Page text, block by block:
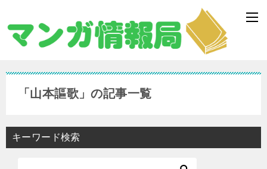
「山本謳歌」の記事一覧
キーワード検索